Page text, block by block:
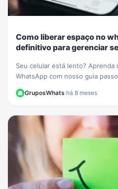
Como liberar espaço no
definitivo para gerenciar
Seu celular está lento? Aprenda
WhatsApp com nosso guia
GruposWhats·há 8 meses